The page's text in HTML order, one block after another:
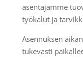
asentajamme
työkalut ja
Asennuksen
tukevasti